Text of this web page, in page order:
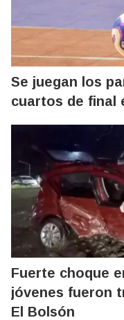
Se juegan los
cuartos de final
Fuerte choque
jóvenes fueron
El Bolsón